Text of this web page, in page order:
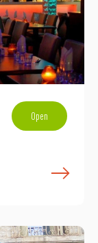
Open